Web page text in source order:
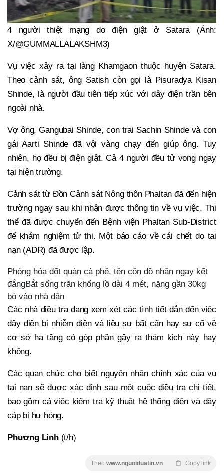
4 người thiệt mạng do điện giật ở Satara (Ảnh:
X/@GUMMALLALAKSHM3)
Vụ việc xảy ra tại làng Khamgaon thuộc huyện Satara.
Theo cảnh sát, ông Satish còn gọi là Pisuradya Kisan
Shinde, là người đầu tiên tiếp xúc với dây điện trần bên
ngoài nhà.
Vợ ông, Gangubai Shinde, con trai Sachin Shinde và con
gái Aarti Shinde đã vội vàng chạy đến giúp ông. Tuy
nhiên, họ đều bị điện giật. Cả 4 người đều tử vong ngay
tại hiện trường.
Cảnh sát từ Đồn Cảnh sát Nông thôn Phaltan đã đến hiện
trường ngay sau khi nhận được thông tin về vụ việc. Thi
thể đã được chuyển đến Bệnh viện Phaltan Sub-District
để khám nghiệm tử thi. Một báo cáo về cái chết do tai
nạn (ADR) đã được lập.
Phóng hỏa đốt quán cà phê, tên côn đồ nhận ngay kết
đắngBắt sống trăn khổng lồ dài 4 mét, nặng gần 30kg
bò vào nhà dân
Các nhà điều tra đang xem xét các tình tiết dẫn đến việc
dây điện bị nhiễm điện và liệu sự bất cẩn hay sự cố về
cơ sở hạ tầng có góp phần gây ra thảm kịch này hay
không.
Các quan chức cho biết nguyên nhân chính xác của vụ
tai nạn sẽ được xác định sau một cuộc điều tra chi tiết,
bao gồm cả việc kiểm tra kỹ thuật hệ thống điện và dây
cáp bị hư hỏng.
Phương Linh(t/h)
Theo www.nguoiduatin.vn Copy link